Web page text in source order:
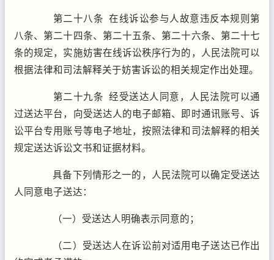
第二十八条 在线诉讼参与人故意违反本规则第
八条、第二十四条、第二十五条、第二十六条、第二十七
条的规定，实施妨害在线诉讼秩序行为的，人民法院可以
根据法律和司法解释关于妨害诉讼的相关规定作出处理。
第二十九条 经受送达人同意，人民法院可以通
过送达平台，向受送达人的电子邮箱、即时通讯账号、诉
讼平台专用账号等电子地址，按照法律和司法解释的相关
规定送达诉讼文书和证据材料。
具备下列情形之一的，人民法院可以确定受送达
人同意电子送达：
（一）受送达人明确表示同意的；
（二）受送达人在诉讼前对适用电子送达已作出